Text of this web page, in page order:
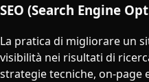
SEO (Search Engine
La pratica di migliorare un
visibilità nei risultati di
strategie tecniche, on-page